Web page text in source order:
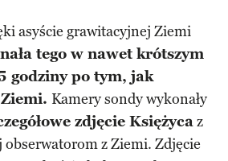
asyście grawitacyjnej Ziemi
tego w nawet krótszym
godziny po tym, jak
Kamery sondy wykonały
zdjęcie Księżycaz
z Ziemi. Zdjęcie